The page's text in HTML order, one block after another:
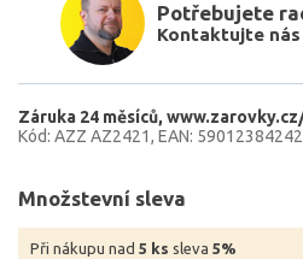
Potřebujete
Kontaktujte
Záruka 24 měsíců
Kód: AZZ AZ2421 EAN:
Množstevní sleva
Při nákupu nad 5 ks sleva 5%